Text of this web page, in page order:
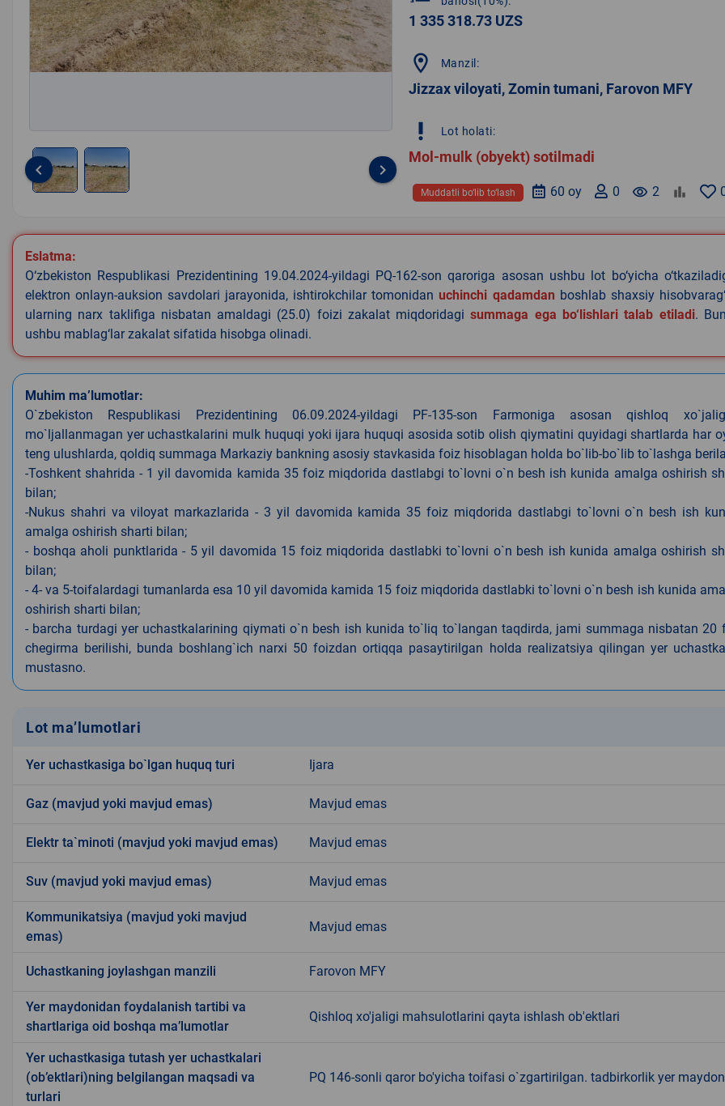
of
2
keyboard_arrow_left keyboard_arrow_right
1 335 318.73 UZS
location_on Manzil:
Jizzax viloyati, Zomin tumani, Farovon MFY
priority_high Lot holati:
Mol-mulk (obyekt) sotilmadi
remove_red_eye 2
0
60 oy
Muddatli bo‘lib to‘lash
Eslatma:
O‘zbekiston Respublikasi Prezidentining 19.04.2024-yildagi PQ-162-son qaroriga asosan ushbu lot bo‘yicha
elektron onlayn-auksion savdolari jarayonida, ishtirokchilar tomonidanuchinchi qadamdan boshlab shaxsiy
ularning narx taklifiga nisbatan amaldagi (25.0) foizi zakalat miqdoridagisummaga ega bo‘lishlari talab etiladi.
ushbu mablag‘lar zakalat sifatida hisobga olinadi.
Muhim ma’lumotlar:
O`zbekiston Respublikasi Prezidentining 06.09.2024-yildagi PF-135-son Farmoniga asosan qishloq
mo`ljallanmagan yer uchastkalarini mulk huquqi yoki ijara huquqi asosida sotib olish qiymatini quyidagi shartlarda har
teng ulushlarda, qoldiq summaga Markaziy bankning asosiy stavkasida foiz hisoblagan holda bo`lib-bo`lib to`lashga
-Toshkent shahrida - 1 yil davomida kamida 35 foiz miqdorida dastlabgi to`lovni o`n besh ish kunida amalga oshirish
bilan;
-Nukus shahri va viloyat markazlarida - 3 yil davomida kamida 35 foiz miqdorida dastlabgi to`lovni o`n besh ish
amalga oshirish sharti bilan;
- boshqa aholi punktlarida - 5 yil davomida 15 foiz miqdorida dastlabki to`lovni o`n besh ish kunida amalga oshirish
bilan;
- 4- va 5-toifalardagi tumanlarda esa 10 yil davomida kamida 15 foiz miqdorida dastlabki to`lovni o`n besh ish kunida
oshirish sharti bilan;
- barcha turdagi yer uchastkalarining qiymati o`n besh ish kunida to`liq to`langan taqdirda, jami summaga nisbatan 20
chegirma berilishi, bunda boshlang`ich narxi 50 foizdan ortiqqa pasaytirilgan holda realizatsiya qilingan yer
mustasno.
Lot ma’lumotlari
Yer uchastkasiga bo`lgan huquq turi Ijara
Gaz (mavjud yoki mavjud emas) Mavjud emas
Elektr ta`minoti (mavjud yoki mavjud emas) Mavjud emas
Suv (mavjud yoki mavjud emas) Mavjud emas
Kommunikatsiya (mavjud yoki mavjud
emas)
Mavjud emas
Uchastkaning joylashgan manzili Farovon MFY
Yer maydonidan foydalanish tartibi va
shartlariga oid boshqa ma’lumotlar
Qishloq xo'jaligi mahsulotlarini qayta ishlash ob'ektlari
Yer uchastkasiga tutash yer uchastkalari
(ob’ektlari)ning belgilangan maqsadi va
turlari
PQ 146-sonli qaror bo'yicha toifasi o`zgartirilgan. tadbirkorlik yer